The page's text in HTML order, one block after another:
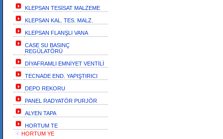
KLEPSAN TESİSAT MALZEME
KLEPSAN KAL. TES. MALZ.
KLEPSAN FLANŞLI VANA
CASE SU BASINÇ
REGÜLATÖRÜ
DİYAFRAMLI EMNİYET VENTİLİ
TECNADE END. YAPIŞTIRICI
DEPO REKORU
PANEL RADYATÖR PURJÖR
ALYEN TAPA
HORTUM TE
HORTUM YE